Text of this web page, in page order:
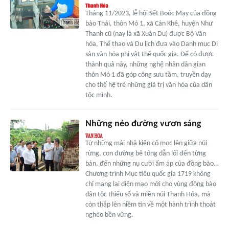
Tháng 11/2023, lễ hội Sết Boóc Mạy của đồng
bào Thái, thôn Mó 1, xã Cán Khê, huyện Như
Thanh cũ (nay là xã Xuân Du) được Bộ Văn
hóa, Thể thao và Du lịch đưa vào Danh mục Di
sản văn hóa phi vật thể quốc gia. Để có được
thành quả này, những nghệ nhân dân gian
thôn Mó 1 đã góp công sưu tầm, truyền dạy
cho thế hệ trẻ những giá trị văn hóa của dân
tộc mình.
Những nẻo đường vươn sáng
Từ những mái nhà kiên cố mọc lên giữa núi
rừng, con đường bê tông dẫn lối đến từng
bản, đến những nụ cười ấm áp của đồng bào…
Chương trình Mục tiêu quốc gia 1719 không
chỉ mang lại diện mạo mới cho vùng đồng bào
dân tộc thiểu số và miền núi Thanh Hóa, mà
còn thắp lên niềm tin về một hành trình thoát
nghèo bền vững.